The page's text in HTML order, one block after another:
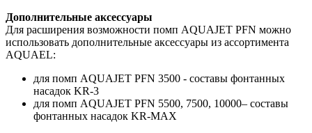
Дополнительные аксессуары
Для расширения возможности помп AQUAJET PFN можно
использовать дополнительные аксессуары из ассортимента
AQUAEL:
для помп AQUAJET PFN 3500 - составы фонтанных
насадок KR-3
для помп AQUAJET PFN 5500, 7500, 10000– составы
фонтанных насадок KR-MAX